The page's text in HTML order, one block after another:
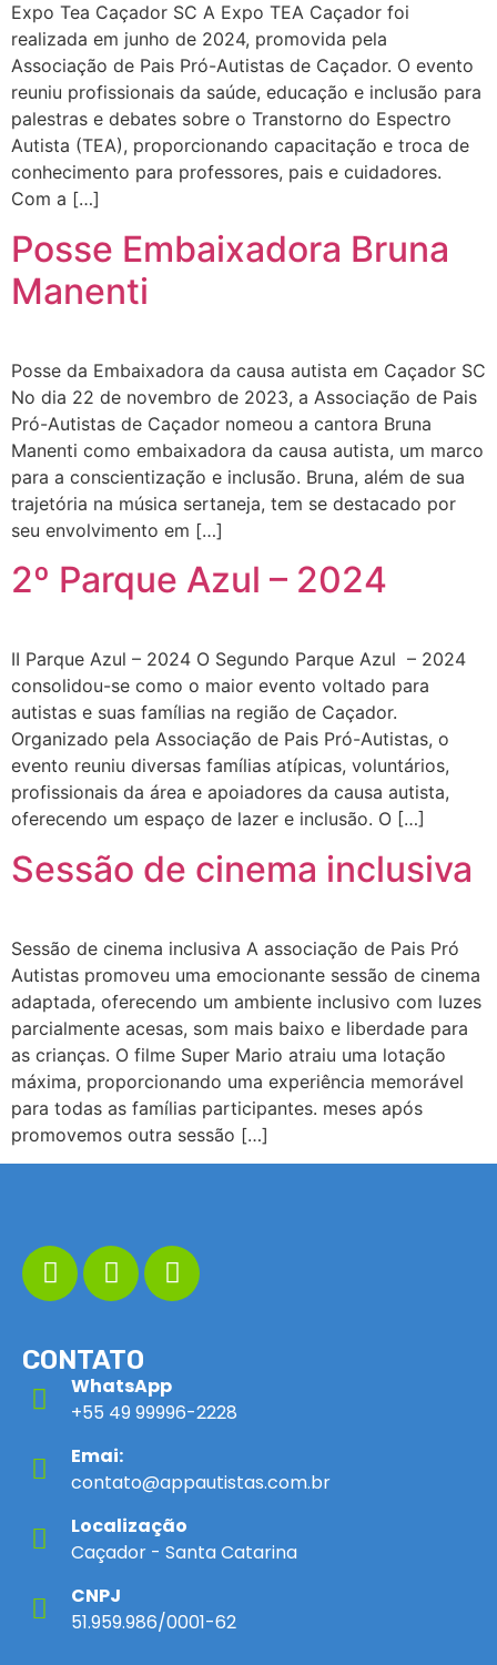
Expo Tea Caçador SC A Expo TEA Caçador foi
realizada em junho de 2024, promovida pela
Associação de Pais Pró-Autistas de Caçador. O evento
reuniu profissionais da saúde, educação e inclusão para
palestras e debates sobre o Transtorno do Espectro
Autista (TEA), proporcionando capacitação e troca de
conhecimento para professores, pais e cuidadores.
Com a […]
Posse Embaixadora Bruna
Manenti
Posse da Embaixadora da causa autista em Caçador SC
No dia 22 de novembro de 2023, a Associação de Pais
Pró-Autistas de Caçador nomeou a cantora Bruna
Manenti como embaixadora da causa autista, um marco
para a conscientização e inclusão. Bruna, além de sua
trajetória na música sertaneja, tem se destacado por
seu envolvimento em […]
2º Parque Azul – 2024
II Parque Azul – 2024 O Segundo Parque Azul – 2024
consolidou-se como o maior evento voltado para
autistas e suas famílias na região de Caçador.
Organizado pela Associação de Pais Pró-Autistas, o
evento reuniu diversas famílias atípicas, voluntários,
profissionais da área e apoiadores da causa autista,
oferecendo um espaço de lazer e inclusão. O […]
Sessão de cinema inclusiva
Sessão de cinema inclusiva A associação de Pais Pró
Autistas promoveu uma emocionante sessão de cinema
adaptada, oferecendo um ambiente inclusivo com luzes
parcialmente acesas, som mais baixo e liberdade para
as crianças. O filme Super Mario atraiu uma lotação
máxima, proporcionando uma experiência memorável
para todas as famílias participantes. meses após
promovemos outra sessão […]
CONTATO
WhatsApp
+55 49 99996-2228
Emai:
contato@appautistas.com.br
Localização
Caçador - Santa Catarina
CNPJ
51.959.986/0001-62